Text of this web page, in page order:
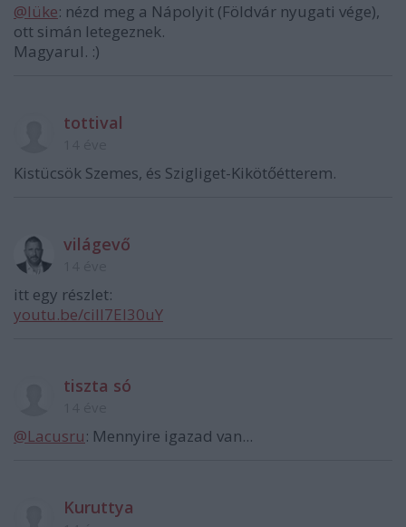
@lüke: nézd meg a Nápolyit (Földvár nyugati vége),
ott simán letegeznek.
Magyarul. :)
tottival
Kistücsök Szemes, és Szigliget-Kikötőétterem.
világevő
itt egy részlet:
youtu.be/ciIl7EI30uY
tiszta só
@Lacusru: Mennyire igazad van...
Kuruttya